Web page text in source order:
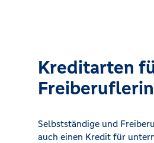
Kreditarten
Selbstständige und
auch einen Kredit für